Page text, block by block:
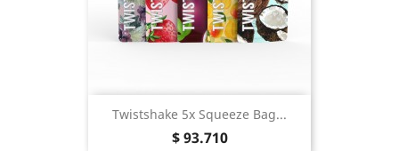
Twistshake 5x Squeeze Bag...
Precio
$ 93.710